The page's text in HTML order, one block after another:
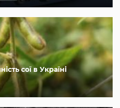
сої в Україні